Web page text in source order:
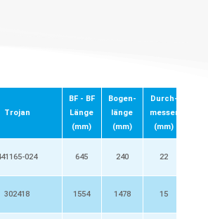
Trojan
BF - BF
Länge
(mm)
Bogen-
länge
(mm)
Durch-
messer
(mm)
024 645 240 22
302418 1554 1478 15